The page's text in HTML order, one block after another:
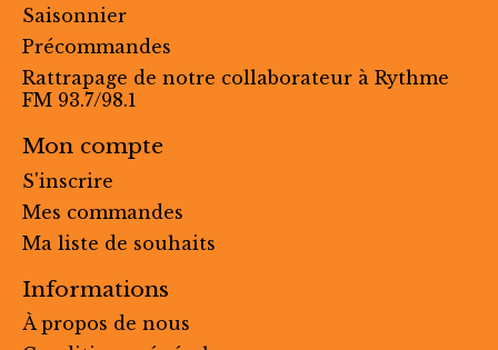
Saisonnier
Précommandes
Rattrapage de notre collaborateur à Rythme
FM 93.7/98.1
Mon compte
S'inscrire
Mes commandes
Ma liste de souhaits
Informations
À propos de nous